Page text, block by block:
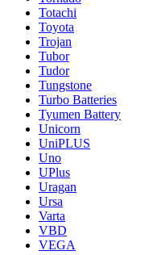
Totachi
Toyota
Trojan
Tubor
Tudor
Tungstone
Turbo Batteries
Tyumen Battery
Unicorn
UniPLUS
Uno
UPlus
Uragan
Ursa
Varta
VBD
VEGA